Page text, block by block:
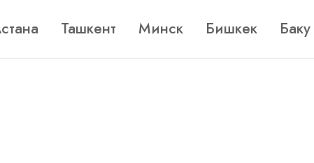
Ташкент Минск Бишкек Баку